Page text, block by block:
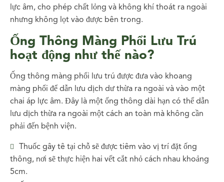
lực âm, cho phép chất lỏng và không khí thoát ra ngoài
nhưng không lọt vào được bên trong.
Ống Thông Màng Phổi Lưu Trú
hoạt động như thế nào?
Ống thông màng phổi lưu trú được đưa vào khoang
màng phổi để dẫn lưu dịch dư thừa ra ngoài và vào một
chai áp lực âm. Đây là một ống thông dài hạn có thể dẫn
lưu dịch thừa ra ngoài một cách an toàn mà không cần
phải đến bệnh viện.
Thuốc gây tê tại chỗ sẽ được tiêm vào vị trí đặt ống
thông, nơi sẽ thực hiện hai vết cắt nhỏ cách nhau khoảng
5cm.